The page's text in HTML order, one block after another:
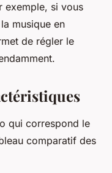
exemple, si vous
musique en
de régler le
qui correspond le
comparatif des